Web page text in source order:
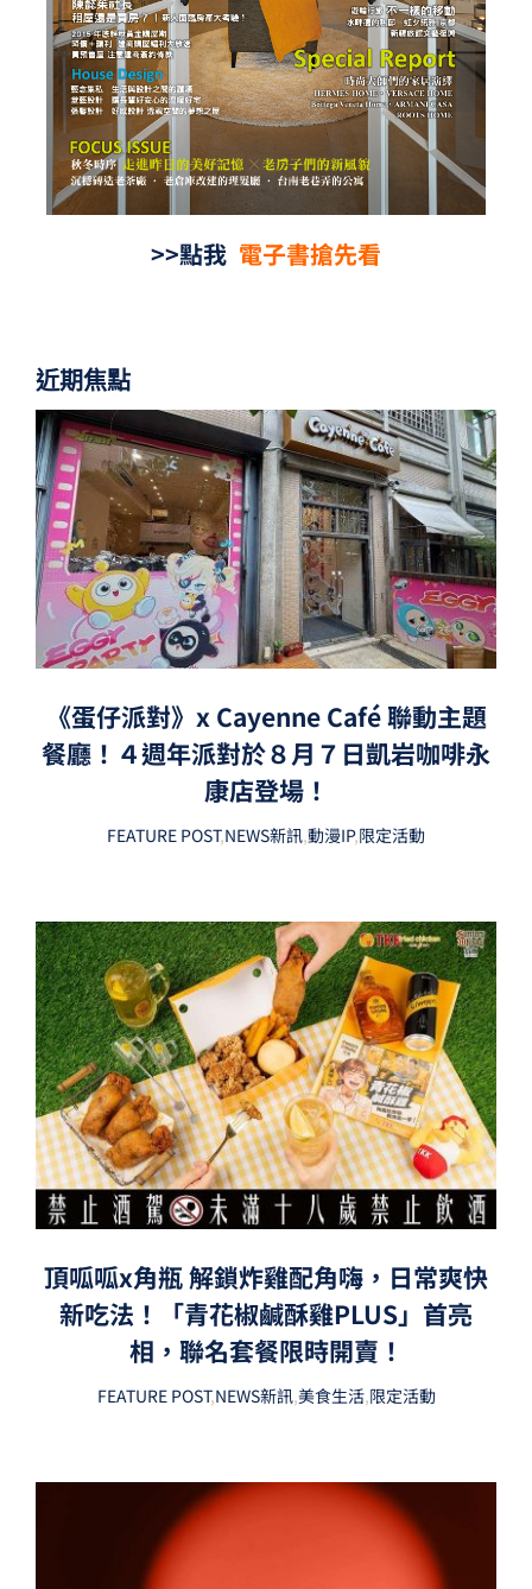
>>點我 電子書搶先看
近期焦點
《蛋仔派對》x Cayenne Café 聯動主題
餐廳！４週年派對於８月７日凱岩咖啡永
康店登場！
FEATURE POST,NEWS新訊,動漫IP,限定活動
頂呱呱x角瓶 解鎖炸雞配角嗨，日常爽快
新吃法！「青花椒鹹酥雞PLUS」首亮
相，聯名套餐限時開賣！
FEATURE POST,NEWS新訊,美食生活,限定活動